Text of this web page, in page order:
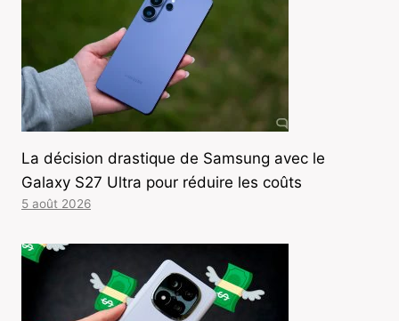
La décision drastique de Samsung avec le
Galaxy S27 Ultra pour réduire les coûts
5 août 2026